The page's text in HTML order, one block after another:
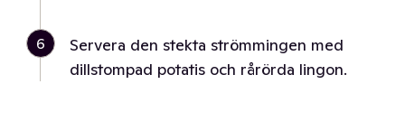
6
Servera den stekta strömmingen med
dillstompad potatis och rårörda lingon.